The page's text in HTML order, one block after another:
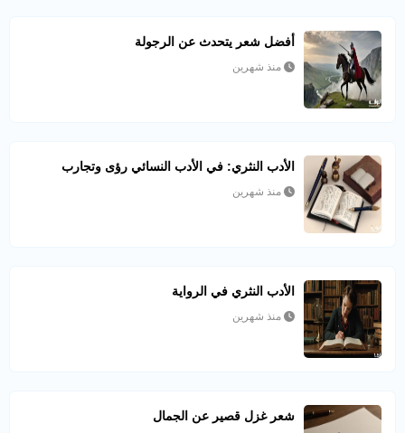
أفضل شعر يتحدث عن الرجولة
منذ شهرين
الأدب النثري: في الأدب النسائي رؤى وتجارب
منذ شهرين
الأدب النثري في الرواية
منذ شهرين
شعر غزل قصير عن الجمال